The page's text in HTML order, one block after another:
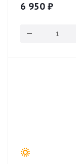
6 950 ₽